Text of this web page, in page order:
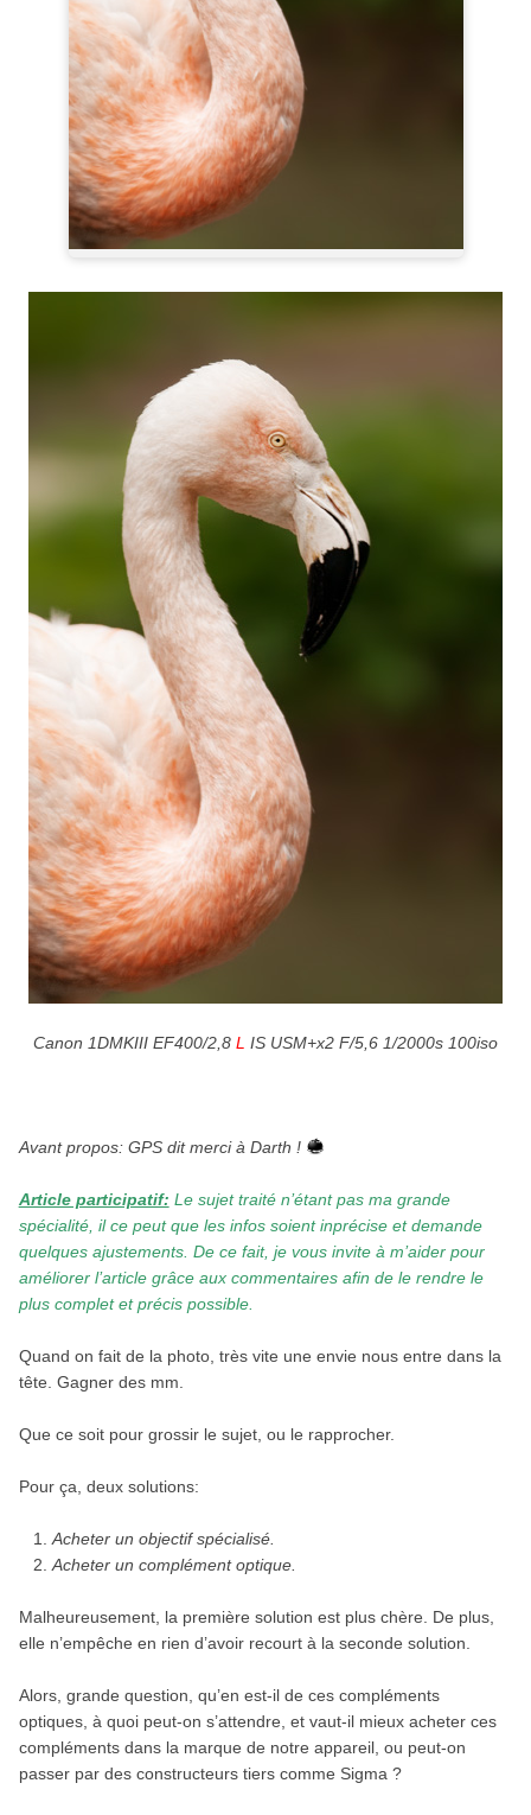
Canon 1DMKIII EF400/2,8 L IS USM+x2 F/5,6 1/2000s 100iso
Avant propos: GPS dit merci à Darth !
Article participatif: Le sujet traité n’étant pas ma grande
spécialité, il ce peut que les infos soient inprécise et demande
quelques ajustements. De ce fait, je vous invite à m’aider pour
améliorer l’article grâce aux commentaires afin de le rendre le
plus complet et précis possible.
Quand on fait de la photo, très vite une envie nous entre dans la
tête. Gagner des mm.
Que ce soit pour grossir le sujet, ou le rapprocher.
Pour ça, deux solutions:
Acheter un objectif spécialisé.
Acheter un complément optique.
Malheureusement, la première solution est plus chère. De plus,
elle n’empêche en rien d’avoir recourt à la seconde solution.
Alors, grande question, qu’en est-il de ces compléments
optiques, à quoi peut-on s’attendre, et vaut-il mieux acheter ces
compléments dans la marque de notre appareil, ou peut-on
passer par des constructeurs tiers comme Sigma ?